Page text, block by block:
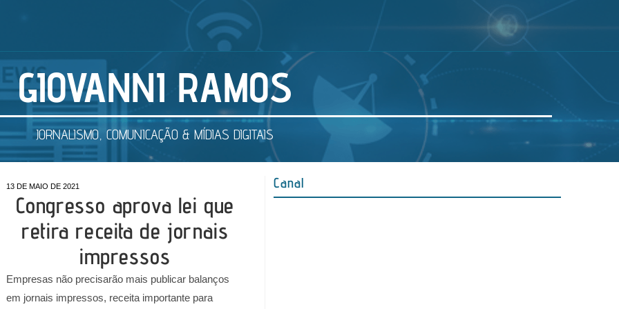
GIOVANNI RAMOS
JORNALISMO, COMUNICAÇÃO & MÍDIAS DIGITAIS
13 DE MAIO DE 2021
Congresso aprova lei que
retira receita de jornais
impressos
Empresas não precisarão mais publicar balanços
em jornais impressos, receita importante para
Canal